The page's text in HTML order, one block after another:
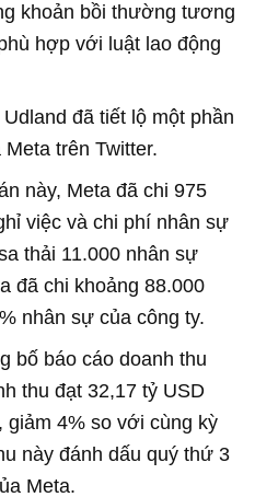
khoản bồi thường tương
hợp với luật lao động
đã tiết lộ một phần
trên Twitter.
này, Meta đã chi 975
việc và chi phí nhân sự
thải 11.000 nhân sự
đã chi khoảng 88.000
nhân sự của công ty.
bố báo cáo doanh thu
thu đạt 32,17 tỷ USD
giảm 4% so với cùng kỳ
này đánh dấu quý thứ 3
Meta.